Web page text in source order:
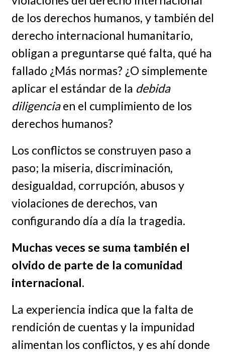
de los derechos humanos, y también del
derecho internacional humanitario,
obligan a preguntarse qué falta, qué ha
fallado ¿Más normas? ¿O simplemente
aplicar el estándar de la debida
diligenciaen el cumplimiento de los
derechos humanos?
Los conflictos se construyen paso a
paso; la miseria, discriminación,
desigualdad, corrupción, abusos y
violaciones de derechos, van
configurando día a día la tragedia.
Muchas veces se suma también el
olvido de parte de la comunidad
internacional.
La experiencia indica que la falta de
rendición de cuentas y la impunidad
alimentan los conflictos, y es ahí donde